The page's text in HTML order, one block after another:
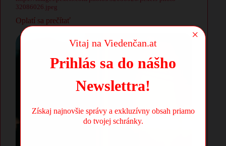
32086026.jpeg
Oplatí sa prečítať
Vitaj na Viedenčan.at
Prihlás sa do nášho
Newslettra!
Získaj najnovšie správy a exkluzívny obsah priamo
do tvojej schránky.
×